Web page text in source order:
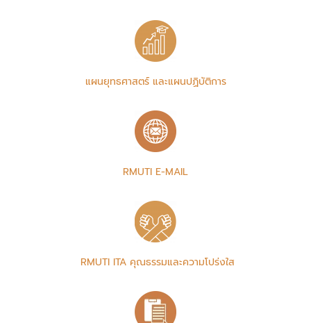
แผนยุทธศาสตร์ และแผนปฏิบัติการ
RMUTI E-MAIL
RMUTI ITA คุณธรรมและความโปร่งใส